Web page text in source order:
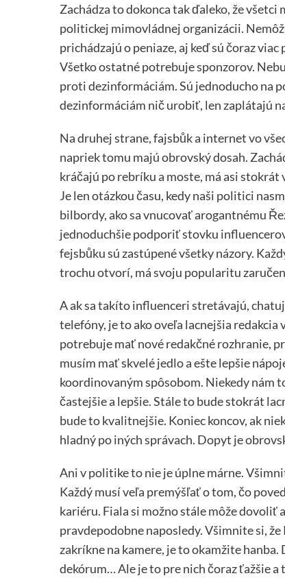
Zachádza to dokonca tak ďaleko, že
politickej mimovládnej organizácii.
prichádzajú o peniaze, aj keď sú čoraz
Všetko ostatné potrebuje sponzorov.
proti dezinformáciám. Sú jednoducho na
dezinformáciám nič urobiť, len zaplátajú
Na druhej strane, fajsbůk a internet vo
napriek tomu majú obrovský dosah.
kráčajú po rebríku a moste, má asi
Je len otázkou času, kedy naši politici
bilbordy, ako sa vnucovať arogantnému
jednoduchšie podporiť stovku
fejsbůku sú zastúpené všetky názory.
trochu otvorí, má svoju popularitu
A ak sa takíto influenceri stretávajú,
telefóny, je to ako oveľa lacnejšia
potrebuje mať nové redakčné rozhranie,
musím mať skvelé jedlo a ešte lepšie
koordinovaným spôsobom. Niekedy nám
častejšie a lepšie. Stále to bude stokrát
bude to kvalitnejšie. Koniec koncov, ak
hladný po iných správach. Dopyt je
Ani v politike to nie je úplne márne.
Každý musí veľa premýšľať o tom, čo
kariéru. Fiala si možno stále môže dovoliť
pravdepodobne naposledy. Všimnite si,
zakríkne na kamere, je to okamžite
dekórum… Ale je to pre nich čoraz ťažšie a